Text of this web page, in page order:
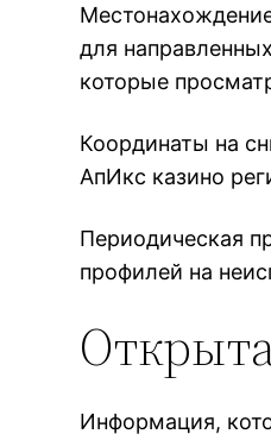
для
которые
Координаты на
АпИкс казино
Периодическая
профилей на
Информация,